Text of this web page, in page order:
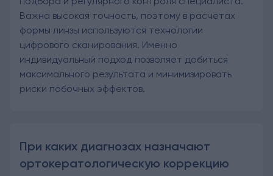
Важна высокая точность, поэтому в расчетах
формы линзы используются технологии
цифрового сканирования. Именно
индивидуальный подход позволяет добиться
максимального результата и минимизировать
риски побочных эффектов.
При каких диагнозах назначают
ортокератологическую коррекцию